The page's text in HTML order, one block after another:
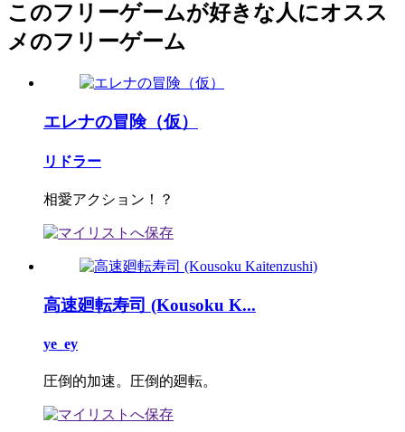
このフリーゲームが好きな人にオスス
メのフリーゲーム
エレナの冒険（仮）
リドラー
相愛アクション！？
高速廻転寿司 (Kousoku K...
ye_ey
圧倒的加速。圧倒的廻転。